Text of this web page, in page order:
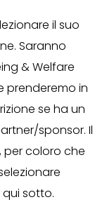
il suo
Saranno
& Welfare
prenderemo in
se ha un
sponsor. Il
per coloro che
sotto.